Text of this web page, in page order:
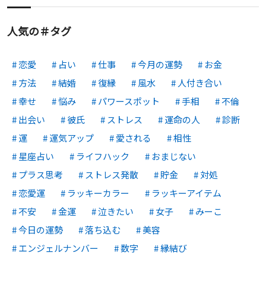
人気の＃タグ
恋愛 占い 仕事 今月の運勢
お金
方法
結婚 復縁 風水
人付き合い
幸せ
悩み パワースポット 手相
不倫
出会い
彼氏 ストレス 運命の人
診断
運
運気アップ 愛される
相性
星座占い
ライフハック
おまじない
プラス思考
ストレス発散 貯金
対処
恋愛運
ラッキーカラー
ラッキーアイテム
不安
金運 泣きたい 女子
みーこ
今日の運勢
落ち込む
美容
エンジェルナンバー
数字 縁結び